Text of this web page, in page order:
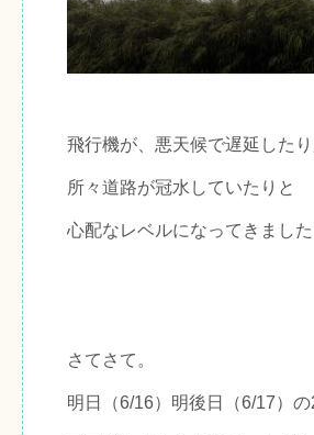
飛行機が、悪天候で遅延した
所々道路が冠水していたりと
心配なレベルになってきました
さてさて。
明日（6/16）明後日（6/17）